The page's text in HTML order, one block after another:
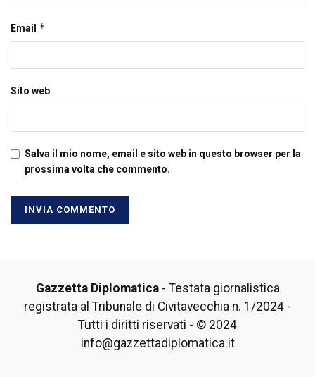
Email *
Sito web
Salva il mio nome, email e sito web in questo browser per la
prossima volta che commento.
Gazzetta Diplomatica- Testata giornalistica
registrata al Tribunale di Civitavecchia n. 1/2024 -
Tutti i diritti riservati - © 2024
info@gazzettadiplomatica.it